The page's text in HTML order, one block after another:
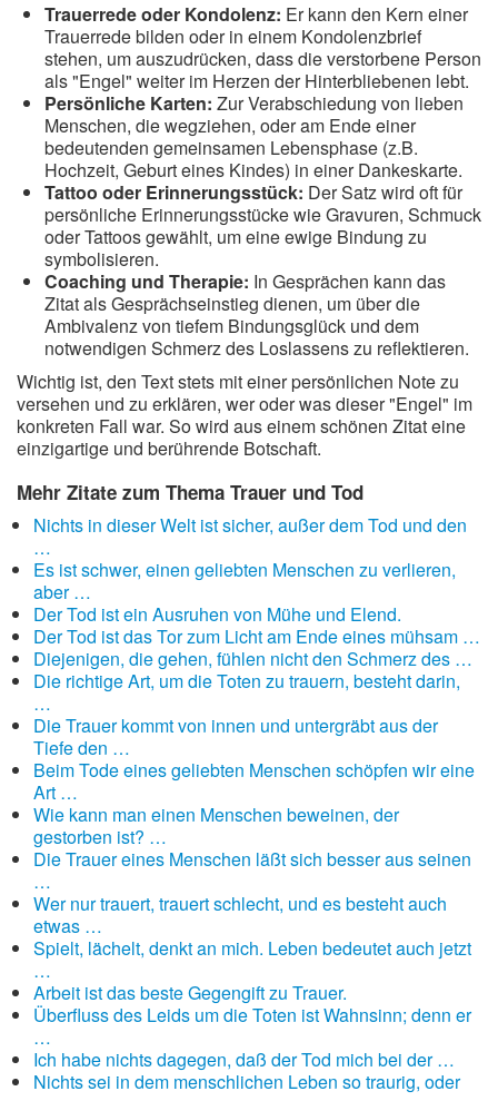
Trauerrede oder Kondolenz: Er kann den Kern einer
Trauerrede bilden oder in einem Kondolenzbrief
stehen, um auszudrücken, dass die verstorbene Person
als "Engel" weiter im Herzen der Hinterbliebenen lebt.
Persönliche Karten: Zur Verabschiedung von lieben
Menschen, die wegziehen, oder am Ende einer
bedeutenden gemeinsamen Lebensphase (z.B.
Hochzeit, Geburt eines Kindes) in einer Dankeskarte.
Tattoo oder Erinnerungsstück: Der Satz wird oft für
persönliche Erinnerungsstücke wie Gravuren, Schmuck
oder Tattoos gewählt, um eine ewige Bindung zu
symbolisieren.
Coaching und Therapie: In Gesprächen kann das
Zitat als Gesprächseinstieg dienen, um über die
Ambivalenz von tiefem Bindungsglück und dem
notwendigen Schmerz des Loslassens zu reflektieren.
Wichtig ist, den Text stets mit einer persönlichen Note zu
versehen und zu erklären, wer oder was dieser "Engel" im
konkreten Fall war. So wird aus einem schönen Zitat eine
einzigartige und berührende Botschaft.
Mehr Zitate zum Thema Trauer und Tod
Nichts in dieser Welt ist sicher, außer dem Tod und den
…
Es ist schwer, einen geliebten Menschen zu verlieren,
aber …
Der Tod ist ein Ausruhen von Mühe und Elend.
Der Tod ist das Tor zum Licht am Ende eines mühsam …
Diejenigen, die gehen, fühlen nicht den Schmerz des …
Die richtige Art, um die Toten zu trauern, besteht darin,
…
Die Trauer kommt von innen und untergräbt aus der
Tiefe den …
Beim Tode eines geliebten Menschen schöpfen wir eine
Art …
Wie kann man einen Menschen beweinen, der
gestorben ist? …
Die Trauer eines Menschen läßt sich besser aus seinen
…
Wer nur trauert, trauert schlecht, und es besteht auch
etwas …
Spielt, lächelt, denkt an mich. Leben bedeutet auch jetzt
…
Arbeit ist das beste Gegengift zu Trauer.
Überfluss des Leids um die Toten ist Wahnsinn; denn er
…
Ich habe nichts dagegen, daß der Tod mich bei der …
Nichts sei in dem menschlichen Leben so traurig, oder